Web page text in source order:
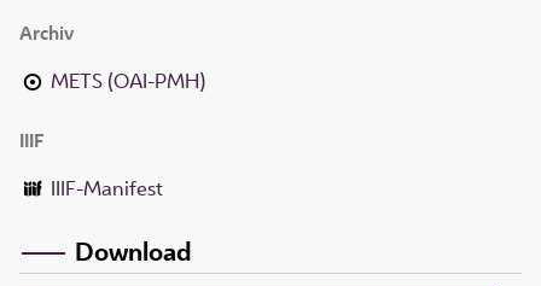
Archiv
METS (OAI-PMH)
IIIF
IIIF-Manifest
Download